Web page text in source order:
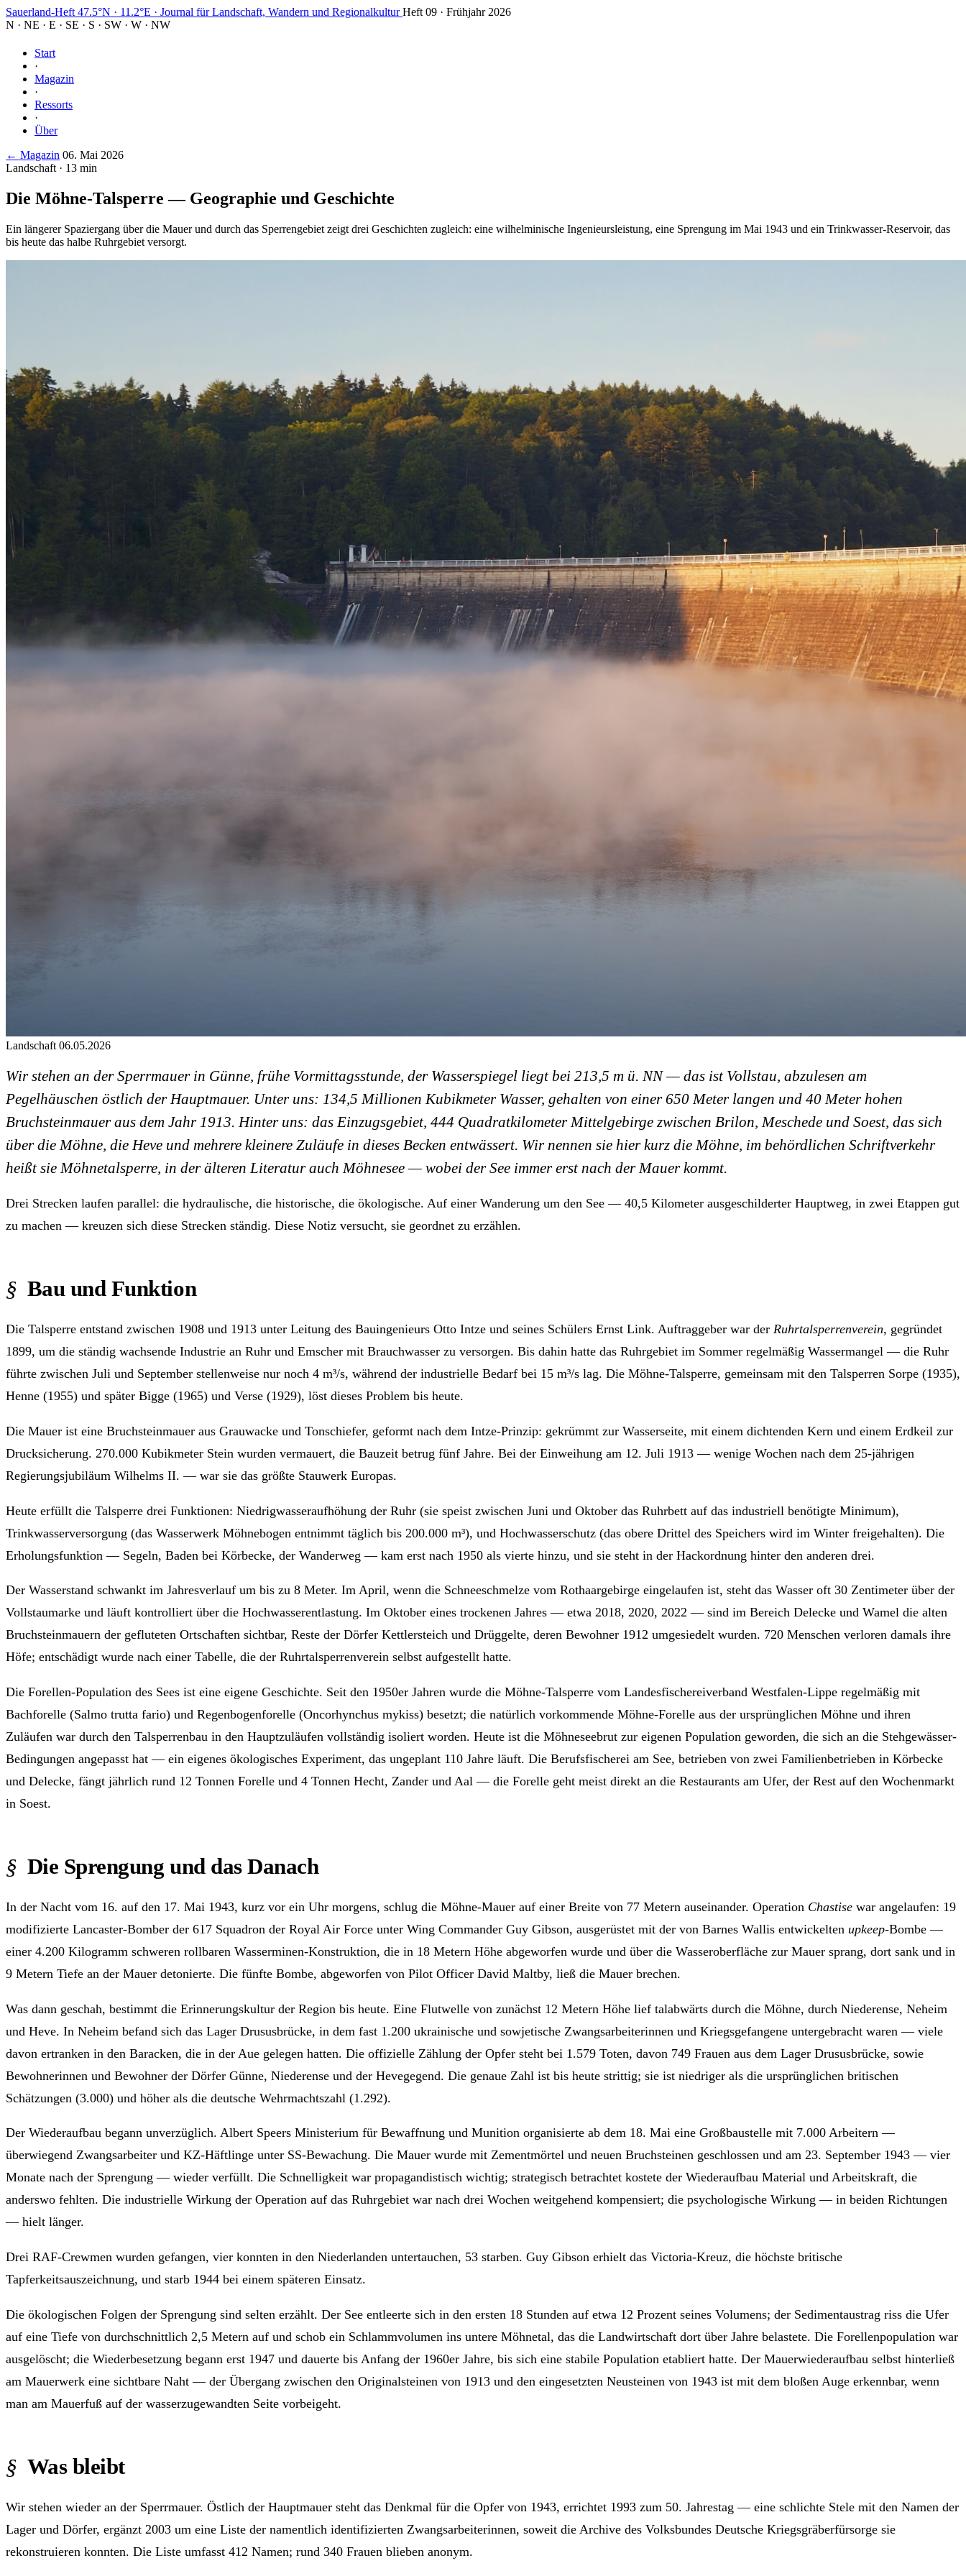
Sauerland-Heft 47.5°N · 11.2°E · Journal für Landschaft, Wandern und Regionalkultur Heft 09 · Frühjahr 2026
N · NE · E · SE · S · SW · W · NW
Start
·
Magazin
·
Ressorts
·
Über
← Magazin 06. Mai 2026
Landschaft · 13 min
Die Möhne-Talsperre — Geographie und Geschichte
Ein längerer Spaziergang über die Mauer und durch das Sperrengebiet zeigt drei Geschichten zugleich: eine wilhelminische Ingenieursleistung, eine Sprengung im Mai 1943 und ein Trinkwasser-Reservoir, das
bis heute das halbe Ruhrgebiet versorgt.
Landschaft 06.05.2026
Wir stehen an der Sperrmauer in Günne, frühe Vormittagsstunde, der Wasserspiegel liegt bei 213,5 m ü. NN — das ist Vollstau, abzulesen am
Pegelhäuschen östlich der Hauptmauer. Unter uns: 134,5 Millionen Kubikmeter Wasser, gehalten von einer 650 Meter langen und 40 Meter hohen
Bruchsteinmauer aus dem Jahr 1913. Hinter uns: das Einzugsgebiet, 444 Quadratkilometer Mittelgebirge zwischen Brilon, Meschede und Soest, das sich
über die Möhne, die Heve und mehrere kleinere Zuläufe in dieses Becken entwässert. Wir nennen sie hier kurz die Möhne, im behördlichen Schriftverkehr
heißt sie Möhnetalsperre, in der älteren Literatur auch Möhnesee — wobei der See immer erst nach der Mauer kommt.
Drei Strecken laufen parallel: die hydraulische, die historische, die ökologische. Auf einer Wanderung um den See — 40,5 Kilometer ausgeschilderter Hauptweg, in zwei Etappen gut
zu machen — kreuzen sich diese Strecken ständig. Diese Notiz versucht, sie geordnet zu erzählen.
Bau und Funktion
Die Talsperre entstand zwischen 1908 und 1913 unter Leitung des Bauingenieurs Otto Intze und seines Schülers Ernst Link. Auftraggeber war der Ruhrtalsperrenverein, gegründet
1899, um die ständig wachsende Industrie an Ruhr und Emscher mit Brauchwasser zu versorgen. Bis dahin hatte das Ruhrgebiet im Sommer regelmäßig Wassermangel — die Ruhr
führte zwischen Juli und September stellenweise nur noch 4 m³/s, während der industrielle Bedarf bei 15 m³/s lag. Die Möhne-Talsperre, gemeinsam mit den Talsperren Sorpe (1935),
Henne (1955) und später Bigge (1965) und Verse (1929), löst dieses Problem bis heute.
Die Mauer ist eine Bruchsteinmauer aus Grauwacke und Tonschiefer, geformt nach dem Intze-Prinzip: gekrümmt zur Wasserseite, mit einem dichtenden Kern und einem Erdkeil zur
Drucksicherung. 270.000 Kubikmeter Stein wurden vermauert, die Bauzeit betrug fünf Jahre. Bei der Einweihung am 12. Juli 1913 — wenige Wochen nach dem 25-jährigen
Regierungsjubiläum Wilhelms II. — war sie das größte Stauwerk Europas.
Heute erfüllt die Talsperre drei Funktionen: Niedrigwasseraufhöhung der Ruhr (sie speist zwischen Juni und Oktober das Ruhrbett auf das industriell benötigte Minimum),
Trinkwasserversorgung (das Wasserwerk Möhnebogen entnimmt täglich bis 200.000 m³), und Hochwasserschutz (das obere Drittel des Speichers wird im Winter freigehalten). Die
Erholungsfunktion — Segeln, Baden bei Körbecke, der Wanderweg — kam erst nach 1950 als vierte hinzu, und sie steht in der Hackordnung hinter den anderen drei.
Der Wasserstand schwankt im Jahresverlauf um bis zu 8 Meter. Im April, wenn die Schneeschmelze vom Rothaargebirge eingelaufen ist, steht das Wasser oft 30 Zentimeter über der
Vollstaumarke und läuft kontrolliert über die Hochwasserentlastung. Im Oktober eines trockenen Jahres — etwa 2018, 2020, 2022 — sind im Bereich Delecke und Wamel die alten
Bruchsteinmauern der gefluteten Ortschaften sichtbar, Reste der Dörfer Kettlersteich und Drüggelte, deren Bewohner 1912 umgesiedelt wurden. 720 Menschen verloren damals ihre
Höfe; entschädigt wurde nach einer Tabelle, die der Ruhrtalsperrenverein selbst aufgestellt hatte.
Die Forellen-Population des Sees ist eine eigene Geschichte. Seit den 1950er Jahren wurde die Möhne-Talsperre vom Landesfischereiverband Westfalen-Lippe regelmäßig mit
Bachforelle (Salmo trutta fario) und Regenbogenforelle (Oncorhynchus mykiss) besetzt; die natürlich vorkommende Möhne-Forelle aus der ursprünglichen Möhne und ihren
Zuläufen war durch den Talsperrenbau in den Hauptzuläufen vollständig isoliert worden. Heute ist die Möhneseebrut zur eigenen Population geworden, die sich an die Stehgewässer-
Bedingungen angepasst hat — ein eigenes ökologisches Experiment, das ungeplant 110 Jahre läuft. Die Berufsfischerei am See, betrieben von zwei Familienbetrieben in Körbecke
und Delecke, fängt jährlich rund 12 Tonnen Forelle und 4 Tonnen Hecht, Zander und Aal — die Forelle geht meist direkt an die Restaurants am Ufer, der Rest auf den Wochenmarkt
in Soest.
Die Sprengung und das Danach
In der Nacht vom 16. auf den 17. Mai 1943, kurz vor ein Uhr morgens, schlug die Möhne-Mauer auf einer Breite von 77 Metern auseinander. Operation Chastise war angelaufen: 19
modifizierte Lancaster-Bomber der 617 Squadron der Royal Air Force unter Wing Commander Guy Gibson, ausgerüstet mit der von Barnes Wallis entwickelten upkeep-Bombe —
einer 4.200 Kilogramm schweren rollbaren Wasserminen-Konstruktion, die in 18 Metern Höhe abgeworfen wurde und über die Wasseroberfläche zur Mauer sprang, dort sank und in
9 Metern Tiefe an der Mauer detonierte. Die fünfte Bombe, abgeworfen von Pilot Officer David Maltby, ließ die Mauer brechen.
Was dann geschah, bestimmt die Erinnerungskultur der Region bis heute. Eine Flutwelle von zunächst 12 Metern Höhe lief talabwärts durch die Möhne, durch Niederense, Neheim
und Heve. In Neheim befand sich das Lager Drususbrücke, in dem fast 1.200 ukrainische und sowjetische Zwangsarbeiterinnen und Kriegsgefangene untergebracht waren — viele
davon ertranken in den Baracken, die in der Aue gelegen hatten. Die offizielle Zählung der Opfer steht bei 1.579 Toten, davon 749 Frauen aus dem Lager Drususbrücke, sowie
Bewohnerinnen und Bewohner der Dörfer Günne, Niederense und der Hevegegend. Die genaue Zahl ist bis heute strittig; sie ist niedriger als die ursprünglichen britischen
Schätzungen (3.000) und höher als die deutsche Wehrmachtszahl (1.292).
Der Wiederaufbau begann unverzüglich. Albert Speers Ministerium für Bewaffnung und Munition organisierte ab dem 18. Mai eine Großbaustelle mit 7.000 Arbeitern —
überwiegend Zwangsarbeiter und KZ-Häftlinge unter SS-Bewachung. Die Mauer wurde mit Zementmörtel und neuen Bruchsteinen geschlossen und am 23. September 1943 — vier
Monate nach der Sprengung — wieder verfüllt. Die Schnelligkeit war propagandistisch wichtig; strategisch betrachtet kostete der Wiederaufbau Material und Arbeitskraft, die
anderswo fehlten. Die industrielle Wirkung der Operation auf das Ruhrgebiet war nach drei Wochen weitgehend kompensiert; die psychologische Wirkung — in beiden Richtungen
— hielt länger.
Drei RAF-Crewmen wurden gefangen, vier konnten in den Niederlanden untertauchen, 53 starben. Guy Gibson erhielt das Victoria-Kreuz, die höchste britische
Tapferkeitsauszeichnung, und starb 1944 bei einem späteren Einsatz.
Die ökologischen Folgen der Sprengung sind selten erzählt. Der See entleerte sich in den ersten 18 Stunden auf etwa 12 Prozent seines Volumens; der Sedimentaustrag riss die Ufer
auf eine Tiefe von durchschnittlich 2,5 Metern auf und schob ein Schlammvolumen ins untere Möhnetal, das die Landwirtschaft dort über Jahre belastete. Die Forellenpopulation war
ausgelöscht; die Wiederbesetzung begann erst 1947 und dauerte bis Anfang der 1960er Jahre, bis sich eine stabile Population etabliert hatte. Der Mauerwiederaufbau selbst hinterließ
am Mauerwerk eine sichtbare Naht — der Übergang zwischen den Originalsteinen von 1913 und den eingesetzten Neusteinen von 1943 ist mit dem bloßen Auge erkennbar, wenn
man am Mauerfuß auf der wasserzugewandten Seite vorbeigeht.
Was bleibt
Wir stehen wieder an der Sperrmauer. Östlich der Hauptmauer steht das Denkmal für die Opfer von 1943, errichtet 1993 zum 50. Jahrestag — eine schlichte Stele mit den Namen der
Lager und Dörfer, ergänzt 2003 um eine Liste der namentlich identifizierten Zwangsarbeiterinnen, soweit die Archive des Volksbundes Deutsche Kriegsgräberfürsorge sie
rekonstruieren konnten. Die Liste umfasst 412 Namen; rund 340 Frauen blieben anonym.